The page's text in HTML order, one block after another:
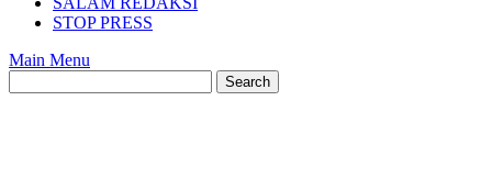
STOP PRESS
Main Menu